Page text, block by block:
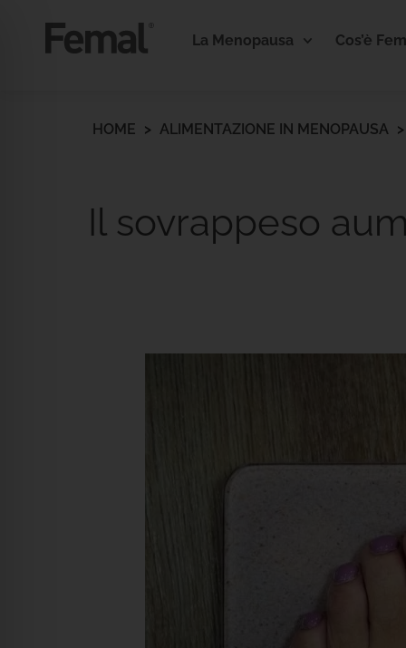
La Menopausa Cos’è
HOME > ALIMENTAZIONE IN MENOPAUSA
Il sovrappeso